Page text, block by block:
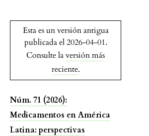
Esta es un versión antigua
publicada el 2026-04-01.
Consulte laversión más
reciente.
Núm. 71 (2026):
Medicamentos en América
Latina: perspectivas